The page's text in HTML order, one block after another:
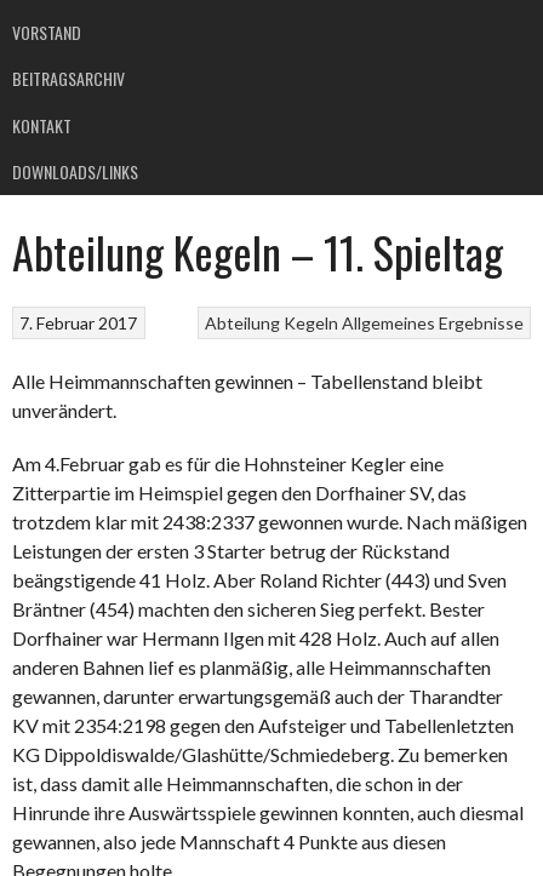
VORSTAND
BEITRAGSARCHIV
KONTAKT
DOWNLOADS/LINKS
Abteilung Kegeln – 11. Spieltag
Abteilung Kegeln Allgemeines Ergebnisse
7. Februar 2017
Alle Heimmannschaften gewinnen – Tabellenstand bleibt
unverändert.
Am 4.Februar gab es für die Hohnsteiner Kegler eine
Zitterpartie im Heimspiel gegen den Dorfhainer SV, das
trotzdem klar mit 2438:2337 gewonnen wurde. Nach mäßigen
Leistungen der ersten 3 Starter betrug der Rückstand
beängstigende 41 Holz. Aber Roland Richter (443) und Sven
Bräntner (454) machten den sicheren Sieg perfekt. Bester
Dorfhainer war Hermann Ilgen mit 428 Holz. Auch auf allen
anderen Bahnen lief es planmäßig, alle Heimmannschaften
gewannen, darunter erwartungsgemäß auch der Tharandter
KV mit 2354:2198 gegen den Aufsteiger und Tabellenletzten
KG Dippoldiswalde/Glashütte/Schmiedeberg. Zu bemerken
ist, dass damit alle Heimmannschaften, die schon in der
Hinrunde ihre Auswärtsspiele gewinnen konnten, auch diesmal
gewannen, also jede Mannschaft 4 Punkte aus diesen
Begegnungen holte.